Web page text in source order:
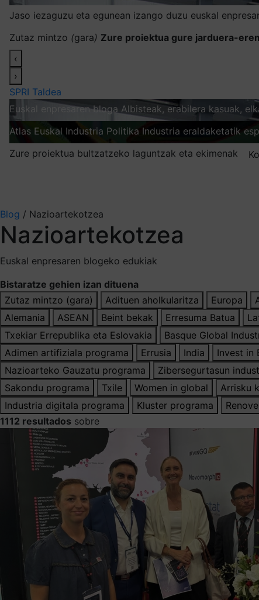
Jaso iezaguzu eta egunean izango duzu euskal
Zutaz mintzo (gara) Zure proiektua gure jarduera-
‹
›
SPRI Taldea
Euskal enpresaren bloga Albisteak, erabilera kasuak,
Atlas Euskal Industria Politika Industria eraldaketatik
Zure proiektua bultzatzeko laguntzak eta ekimenak
Blog / Nazioartekotzea
Nazioartekotzea
Euskal enpresaren blogeko edukiak
Bistaratze gehien izan dituena
Zutaz mintzo (gara)
Adituen aholkularitza Europa
Alemania
ASEAN Beint bekak Erresuma Batua
Txekiar Errepublika eta Eslovakia
Basque Global
Adimen artifiziala programa
Errusia India Invest in
Nazioarteko Gauzatu programa
Zibersegurtasun
Sakondu programa
Txile Women in global Arrisku
Industria digitala programa
Kluster programa
1112 resultados sobre